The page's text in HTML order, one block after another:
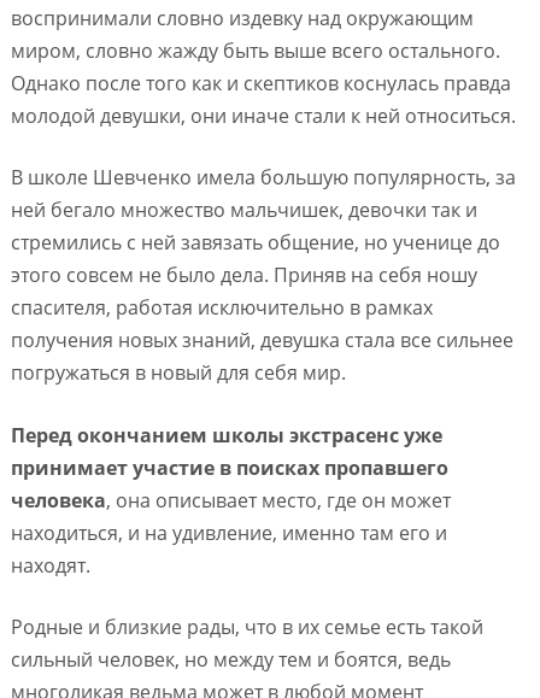
воспринимали словно издевку над окружающим
миром, словно жажду быть выше всего остального.
Однако после того как и скептиков коснулась правда
молодой девушки, они иначе стали к ней относиться.
В школе Шевченко имела большую популярность, за
ней бегало множество мальчишек, девочки так и
стремились с ней завязать общение, но ученице до
этого совсем не было дела. Приняв на себя ношу
спасителя, работая исключительно в рамках
получения новых знаний, девушка стала все сильнее
погружаться в новый для себя мир.
Перед окончанием школы экстрасенс уже
принимает участие в поисках пропавшего
человека, она описывает место, где он может
находиться, и на удивление, именно там его и
находят.
Родные и близкие рады, что в их семье есть такой
сильный человек, но между тем и боятся, ведь
многоликая ведьма может в любой момент